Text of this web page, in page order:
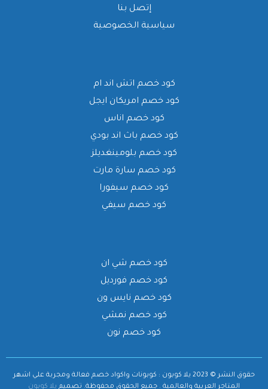
إتصل بنا
سياسية الخصوصية
كود خصم اتش اند ام
كود خصم امريكان ايجل
كود خصم اناس
كود خصم باث اند بودي
كود خصم بلومينغديلز
كود خصم سارة مارت
كود خصم سيفورا
كود خصم سيفي
كود خصم شي ان
كود خصم فورديل
كود خصم نايس ون
كود خصم نمشي
كود خصم نون
حقوق النشر © 2023 يلا كوبون : كوبونات واكواد خصم فعالة ومجربة علي اشهر
المتاجر العربية والعالمية . جميع الحقوق محفوظة. تصميم يلا كوبون